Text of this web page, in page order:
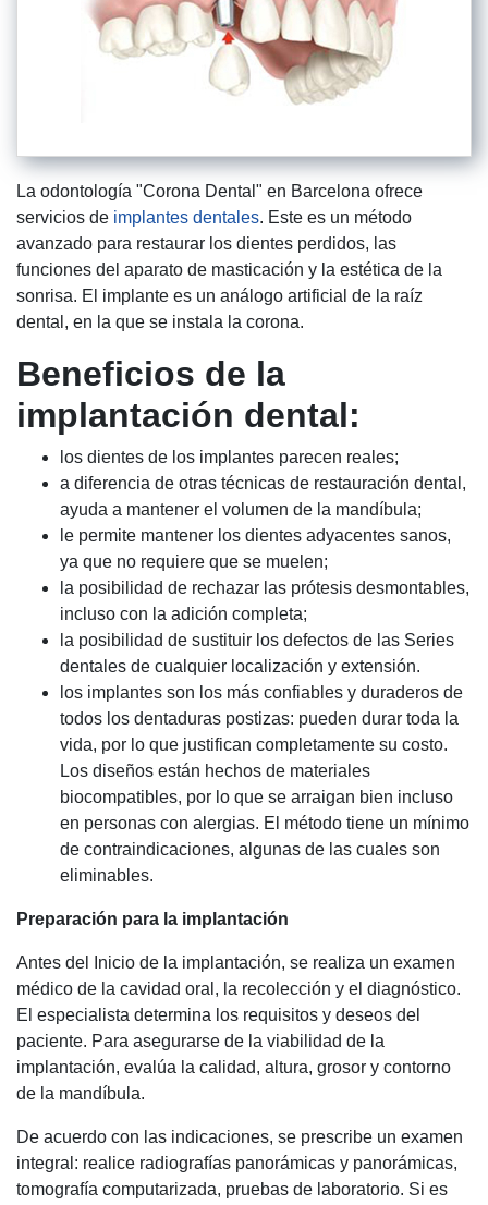
La odontología "Corona Dental" en Barcelona ofrece
servicios de implantes dentales. Este es un método
avanzado para restaurar los dientes perdidos, las
funciones del aparato de masticación y la estética de la
sonrisa. El implante es un análogo artificial de la raíz
dental, en la que se instala la corona.
Beneficios de la
implantación dental:
los dientes de los implantes parecen reales;
a diferencia de otras técnicas de restauración dental,
ayuda a mantener el volumen de la mandíbula;
le permite mantener los dientes adyacentes sanos,
ya que no requiere que se muelen;
la posibilidad de rechazar las prótesis desmontables,
incluso con la adición completa;
la posibilidad de sustituir los defectos de las Series
dentales de cualquier localización y extensión.
los implantes son los más confiables y duraderos de
todos los dentaduras postizas: pueden durar toda la
vida, por lo que justifican completamente su costo.
Los diseños están hechos de materiales
biocompatibles, por lo que se arraigan bien incluso
en personas con alergias. El método tiene un mínimo
de contraindicaciones, algunas de las cuales son
eliminables.
Preparación para la implantación
Antes del Inicio de la implantación, se realiza un examen
médico de la cavidad oral, la recolección y el diagnóstico.
El especialista determina los requisitos y deseos del
paciente. Para asegurarse de la viabilidad de la
implantación, evalúa la calidad, altura, grosor y contorno
de la mandíbula.
De acuerdo con las indicaciones, se prescribe un examen
integral: realice radiografías panorámicas y panorámicas,
tomografía computarizada, pruebas de laboratorio. Si es